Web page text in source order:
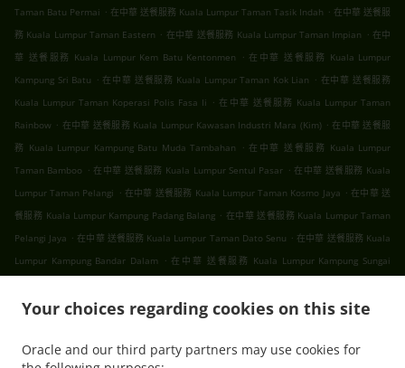
Your choices regarding cookies on this site
Oracle and our third party partners may use cookies for
Taman Batu Permai . 在中華 送餐服務 Kuala Lumpur Taman Tasik Indah . 在中華 送餐服
務 Kuala Lumpur Taman Eastern . 在中華 送餐服務 Kuala Lumpur Taman Impian . 在中
華 送餐服務 Kuala Lumpur Kem Batu Kentonmen
. 在中華 送餐服務 Kuala Lumpur
Kampung Sri Batu . 在中華 送餐服務 Kuala Lumpur Taman Kok Lian . 在中華 送餐服務
Kuala Lumpur Taman Koperasi Polis Fasa Ii . 在中華 送餐服務 Kuala Lumpur Taman
Rainbow . 在中華 送餐服務 Kuala Lumpur Kawasan Industri Mara (Kim) . 在中華 送餐服
務 Kuala Lumpur Kampung Batu Muda Tambahan
. 在中華 送餐服務 Kuala Lumpur
Taman Bamboo . 在中華 送餐服務 Kuala Lumpur Sentul Pasar . 在中華 送餐服務 Kuala
Lumpur Taman Pelangi . 在中華 送餐服務 Kuala Lumpur Taman Kosmo Jaya . 在中華 送
餐服務 Kuala Lumpur Kampung Padang Balang . 在中華 送餐服務 Kuala Lumpur Taman
Pelangi Jaya . 在中華 送餐服務 Kuala Lumpur Taman Dato Senu . 在中華 送餐服務 Kuala
Lumpur Kampung Bandar Dalam
. 在中華 送餐服務 Kuala Lumpur Kampung Sungai
Gombak . 在中華 送餐服務 Kuala Lumpur . 在中華 送餐服務 吉隆坡 甲洞 . 在中華 送餐服務
在中華 送餐服務 吉隆坡 白沙罗高原 . 在中華 送餐服務 吉隆坡 甲洞中央花园 . 在中華 送餐